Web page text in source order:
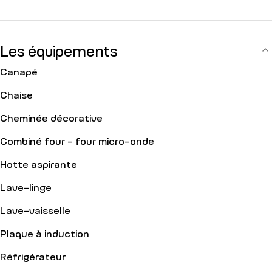
Les équipements
Canapé
Chaise
Cheminée décorative
Combiné four - four micro-onde
Hotte aspirante
Lave-linge
Lave-vaisselle
Plaque à induction
Réfrigérateur